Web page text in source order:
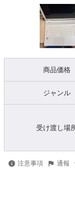
商品価格
ジャンル
受け渡し場
注意事項 通報